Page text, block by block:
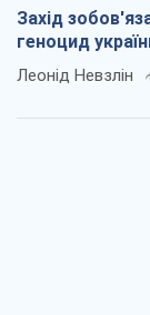
Захід
геноцид
Леонід Невзлін